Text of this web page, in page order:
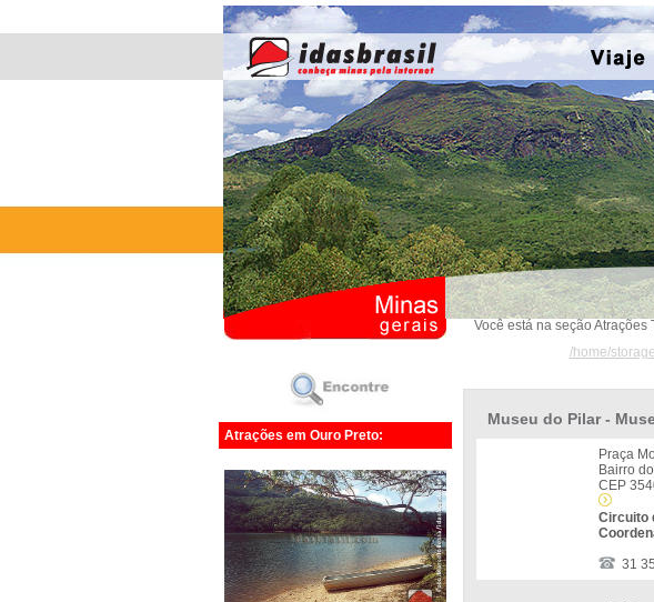
Atrações em Ouro Preto:
Você está na seção
/home/
Museu do Pilar -
Praça
Bairro
CEP
Circuito
31